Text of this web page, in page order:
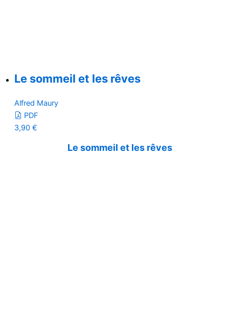
Le sommeil et les rêves
Alfred Maury
PDF
3,90 €
Le sommeil et les rêves